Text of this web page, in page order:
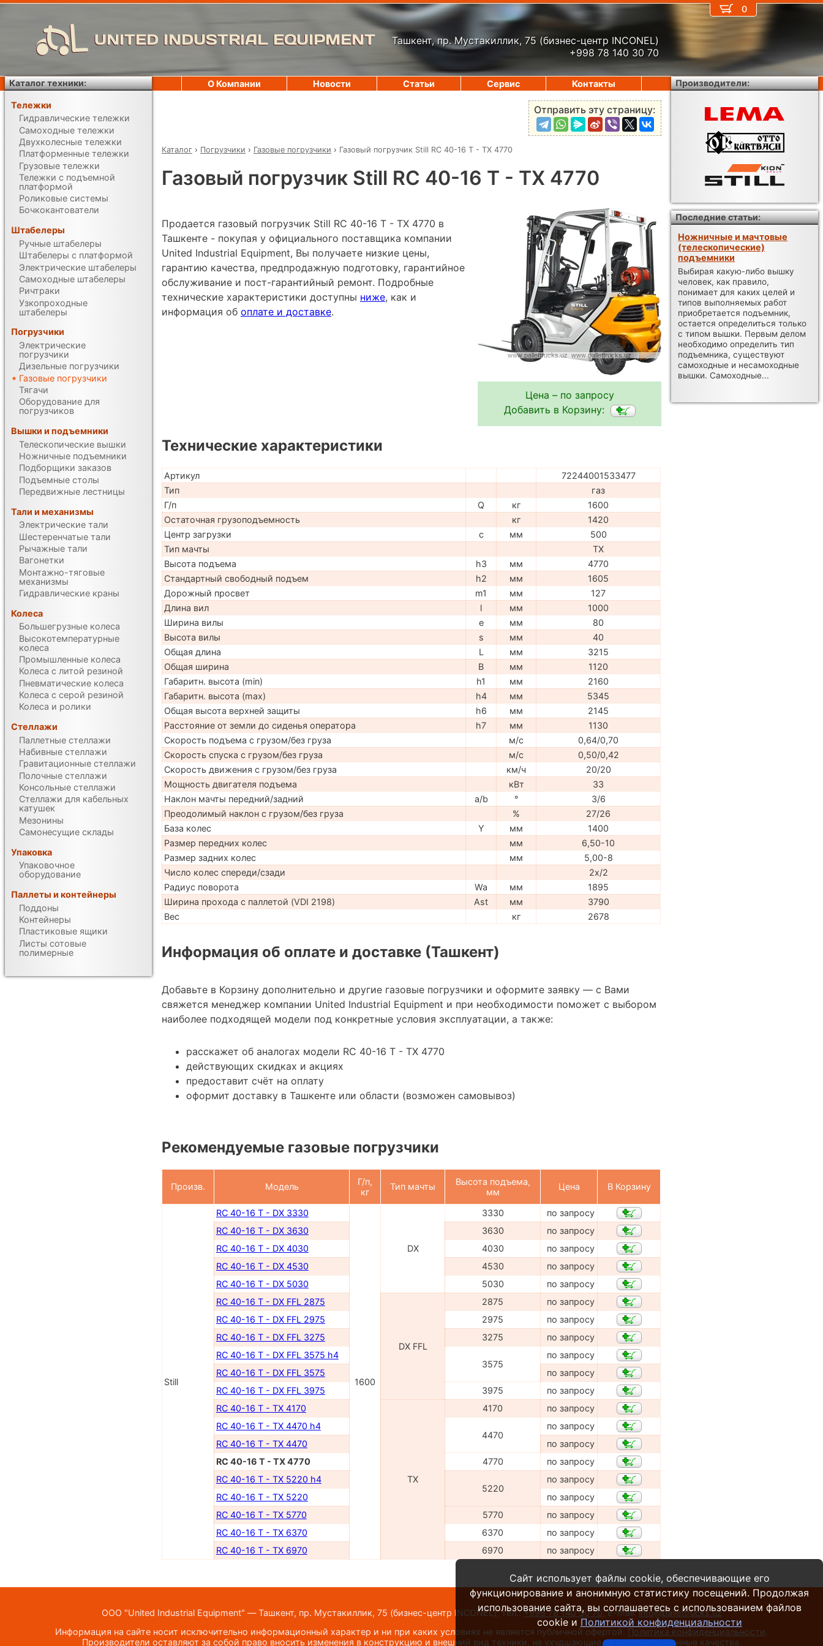
UNITED INDUSTRIAL EQUIPMENT Ташкент, пр. Мустакиллик, 75 (бизнес-центр INCONEL)
+998 78 140 30 70
Отправить эту страницу:
Каталог › Погрузчики › Газовые погрузчики › Газовый погрузчик Still RC 40-16 T - TX 4770
Газовый погрузчик Still RC 40-16 T - TX 4770
Цена – по запросу
Добавить в Корзину:
Продается газовый погрузчик Still RC 40-16 T - TX 4770 в
Ташкенте - покупая у официального поставщика компании
United Industrial Equipment, Вы получаете низкие цены,
гарантию качества, предпродажную подготовку, гарантийное
обслуживание и пост-гарантийный ремонт. Подробные
технические характеристики доступны ниже, как и
информация об оплате и доставке.
Технические характеристики
Артикул
72244001533477
Тип
газ
Г/п
Q кг
1600
Остаточная грузоподъемность
кг
1420
Центр загрузки
c мм
500
Тип мачты
TX
Высота подъема
h3 мм
4770
Стандартный свободный подъем
h2 мм
1605
Дорожный просвет
m1 мм
127
Длина вил
l мм
1000
Ширина вилы
e мм
80
Высота вилы
s мм
40
Общая длина
L мм
3215
Общая ширина
B мм
1120
Габаритн. высота (min)
h1 мм
2160
Габаритн. высота (max)
h4 мм
5345
Общая высота верхней защиты
h6 мм
2145
Расстояние от земли до сиденья оператора
h7 мм
1130
Скорость подъема с грузом/без груза
м/с
0,64/0,70
Скорость спуска с грузом/без груза
м/с
0,50/0,42
Скорость движения с грузом/без груза
км/ч
20/20
Мощность двигателя подъема
кВт
33
Наклон мачты передний/задний
a/b °
3/6
Преодолимый наклон с грузом/без груза
%
27/26
База колес
Y мм
1400
Размер передних колес
мм
6,50-10
Размер задних колес
мм
5,00-8
Число колес спереди/сзади
2x/2
Радиус поворота
Wa мм
1895
Ширина прохода с паллетой (VDI 2198)
Ast мм
3790
Вес
кг 2678
Информация об оплате и доставке (Ташкент)
Добавьте в Корзину дополнительно и другие газовые погрузчики и оформите заявку — с Вами
свяжется менеджер компании United Industrial Equipment и при необходимости поможет с выбором
наиболее подходящей модели под конкретные условия эксплуатации, а также:
расскажет об аналогах модели RC 40-16 T - TX 4770
действующих скидках и акциях
предоставит счёт на оплату
оформит доставку в Ташкенте или области (возможен самовывоз)
Рекомендуемые газовые погрузчики
Произв. Модель
Г/п,
кг
Тип мачты
Высота подъема,
мм
Цена В Корзину
Still
RC 40-16 T - DX 3330
1600
DX
3330
по запросу
RC 40-16 T - DX 3630
3630
по запросу
RC 40-16 T - DX 4030
4030
по запросу
RC 40-16 T - DX 4530
4530
по запросу
RC 40-16 T - DX 5030
5030
по запросу
RC 40-16 T - DX FFL 2875
DX FFL
2875
по запросу
RC 40-16 T - DX FFL 2975
2975
по запросу
RC 40-16 T - DX FFL 3275
3275
по запросу
RC 40-16 T - DX FFL 3575 h4
3575
по запросу
RC 40-16 T - DX FFL 3575
по запросу
RC 40-16 T - DX FFL 3975
3975
по запросу
RC 40-16 T - TX 4170
TX
4170
по запросу
RC 40-16 T - TX 4470 h4
4470
по запросу
RC 40-16 T - TX 4470
по запросу
RC 40-16 T - TX 4770
4770
по запросу
RC 40-16 T - TX 5220 h4
5220
по запросу
RC 40-16 T - TX 5220
по запросу
RC 40-16 T - TX 5770
5770
по запросу
RC 40-16 T - TX 6370
6370
по запросу
RC 40-16 T - TX 6970
6970 по запросу
0
О Компании Новости Статьи Сервис Контакты
Каталог техники:
Тележки
Гидравлические тележки
Самоходные тележки
Двухколесные тележки
Платформенные тележки
Грузовые тележки
Тележки с подъемной
платформой
Роликовые системы
Бочкокантователи
Штабелеры
Ручные штабелеры
Штабелеры с платформой
Электрические штабелеры
Самоходные штабелеры
Ричтраки
Узкопроходные
штабелеры
Погрузчики
Электрические
погрузчики
Дизельные погрузчики
Газовые погрузчики
Тягачи
Оборудование для
погрузчиков
Вышки и подъемники
Телескопические вышки
Ножничные подъемники
Подборщики заказов
Подъемные столы
Передвижные лестницы
Тали и механизмы
Электрические тали
Шестеренчатые тали
Рычажные тали
Вагонетки
Монтажно-тяговые
механизмы
Гидравлические краны
Колеса
Большегрузные колеса
Высокотемпературные
колеса
Промышленные колеса
Колеса с литой резиной
Пневматические колеса
Колеса с серой резиной
Колеса и ролики
Стеллажи
Паллетные стеллажи
Набивные стеллажи
Гравитационные стеллажи
Полочные стеллажи
Консольные стеллажи
Стеллажи для кабельных
катушек
Мезонины
Самонесущие склады
Упаковка
Упаковочное
оборудование
Паллеты и контейнеры
Поддоны
Контейнеры
Пластиковые ящики
Листы сотовые
полимерные
Производители:
Последние статьи:
Ножничные и мачтовые
(телескопические)
подъемники
Выбирая какую-либо вышку
человек, как правило,
понимает для каких целей и
типов выполняемых работ
приобретается подъемник,
остается определиться только
с типом вышки. Первым делом
необходимо определить тип
подъемника, существуют
самоходные и несамоходные
вышки. Самоходные...
ООО "United Industrial Equipment" — Ташкент, пр. Мустакиллик, 75 (бизнес-центр INCONEL),тел.:+998 78 140 30 70,E-mail:info@pallettrucks.uz
Информация на сайте носит исключительно информационный характер и ни при каких условиях не является публичной офертой. Политика конфиденциальности
Производители оставляют за собой право вносить изменения в конструкцию и внешний вид техники, не ухудшающие ее эксплуатационные качества.
Сайт использует файлы cookie, обеспечивающие его
функционирование и анонимную статистику посещений. Продолжая
использование сайта, вы соглашаетесь с использованием файлов
cookie и Политикой конфиденциальности